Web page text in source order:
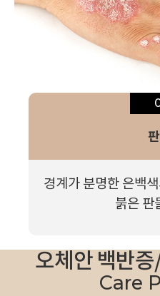
경계가 분명한 은백
붉은 판
오체안 백반
Care